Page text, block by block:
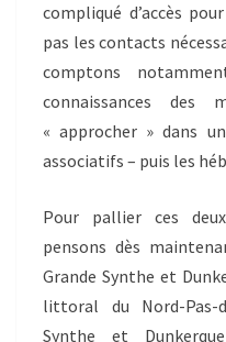
compliqué d’accès
pas les contacts
comptons
connaissances des
« approcher » dans
associatifs – puis les
Pour pallier ces
pensons dès
Grande Synthe et
littoral du Nord-Pas-
Synthe et